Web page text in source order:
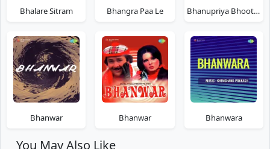
Bhalare Sitram Bhangra Paa Le Bhanupriya Bhooter Hotel
Bhanwar Bhanwar Bhanwara
You May Also Like